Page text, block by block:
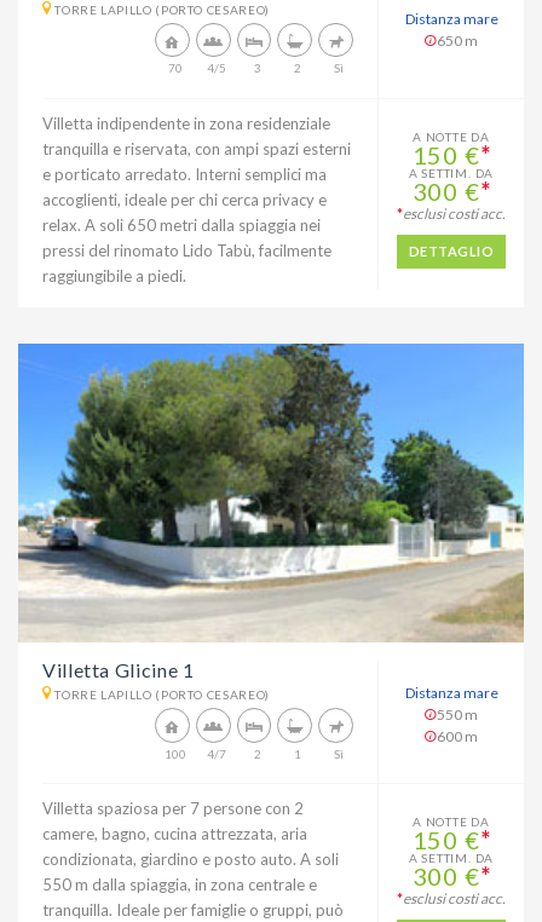
TORRE LAPILLO (PORTO CESAREO)
Sì
2
3
4/5
70
Distanza mare
650 m
Villetta indipendente in zona residenziale
tranquilla e riservata, con ampi spazi esterni
e porticato arredato. Interni semplici ma
accoglienti, ideale per chi cerca privacy e
relax. A soli 650 metri dalla spiaggia nei
pressi del rinomato Lido Tabù, facilmente
raggiungibile a piedi.
A NOTTE DA
150 €*
A SETTIM. DA
300 €*
*esclusi costi acc.
DETTAGLIO
Villetta Glicine 1
TORRE LAPILLO (PORTO CESAREO)
Sì
1
2
4/7
100
Distanza mare
550 m
600 m
Villetta spaziosa per 7 persone con 2
camere, bagno, cucina attrezzata, aria
condizionata, giardino e posto auto. A soli
550 m dalla spiaggia, in zona centrale e
tranquilla. Ideale per famiglie o gruppi, può
A NOTTE DA
150 €*
A SETTIM. DA
300 €*
*esclusi costi acc.